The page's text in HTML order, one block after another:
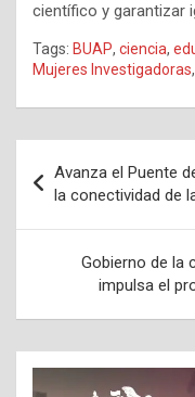
científico y garantizar
Tags: BUAP, ciencia,
Mujeres Investigadoras,
de
entradas
Avanza el Puente
la conectividad de
Gobierno de la
impulsa el